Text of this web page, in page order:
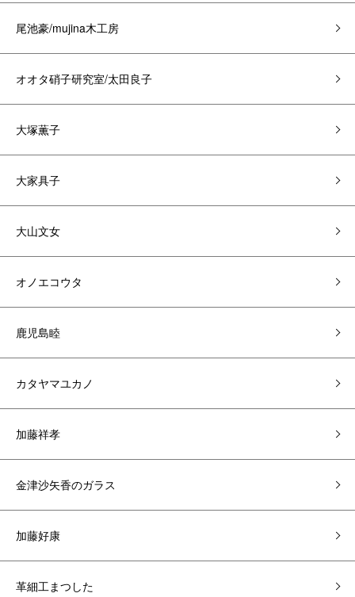
尾池豪/mujina木工房
オオタ硝子研究室/太田良子
大塚薫子
大家具子
大山文女
オノエコウタ
鹿児島睦
カタヤマユカノ
加藤祥孝
金津沙矢香のガラス
加藤好康
革細工まつした